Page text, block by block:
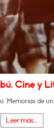
Cine y
"Memorias de
Leer más...